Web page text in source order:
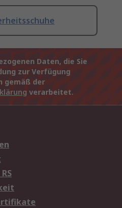
Daten, die Sie
zur Verfügung
gemäß der
verarbeitet.